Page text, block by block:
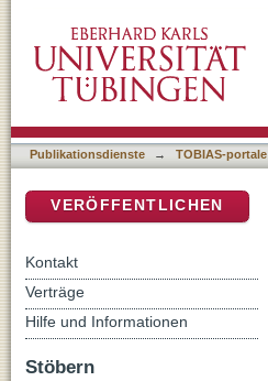
Publikationsdienste → TOBIAS-portale
VERÖFFENTLICHEN
Kontakt
Verträge
Hilfe und Informationen
Stöbern